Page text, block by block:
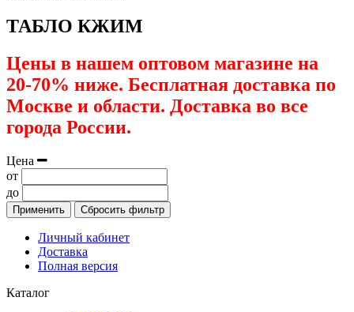
ТАБЛО КЖИМ
Цены в нашем оптовом магазине на
20-70% ниже. Бесплатная доставка по
Москве и области. Доставка во все
города России.
Цена
от
до
Применить Сбросить фильтр
Личный кабинет
Доставка
Полная версия
Каталог